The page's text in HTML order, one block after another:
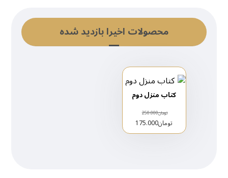
محصولات اخیرا بازدید شده
کتاب منزل دوم
تومان250.000
تومان175.000